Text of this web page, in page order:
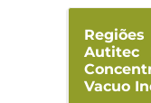
Autitec
Vacuo